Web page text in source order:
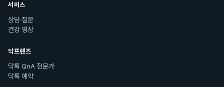
서비스
상담·질문
건강 영상
닥프렌즈
닥톡 QnA 전문가
닥톡 예약